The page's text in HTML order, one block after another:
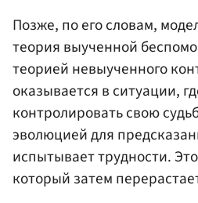
Позже, по его словам,
теория выученной
теорией невыученного
оказывается в ситуации,
контролировать свою
эволюцией для
испытывает трудности.
который затем